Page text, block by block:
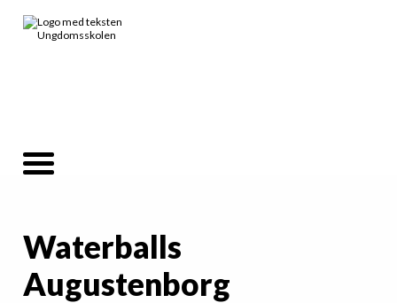
Waterballs
Augustenborg